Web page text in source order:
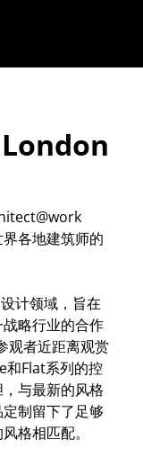
各地建筑师的
计领域，旨在
略行业的合作
观者近距离观赏
和Flat系列的控
与最新的风格
制留下了足够
格相匹配。